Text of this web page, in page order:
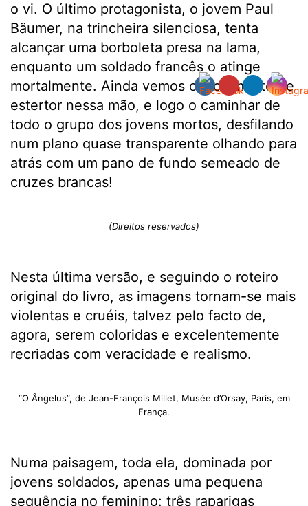
o vi. O último protagonista, o jovem Paul
Bäumer, na trincheira silenciosa, tenta
alcançar uma borboleta presa na lama,
enquanto um soldado francês o atinge
mortalmente. Ainda vemos o movimento de
estertor nessa mão, e logo o caminhar de
todo o grupo dos jovens mortos, desfilando
num plano quase transparente olhando para
atrás com um pano de fundo semeado de
cruzes brancas!
(Direitos reservados)
Nesta última versão, e seguindo o roteiro
original do livro, as imagens tornam-se mais
violentas e cruéis, talvez pelo facto de,
agora, serem coloridas e excelentemente
recriadas com veracidade e realismo.
“O Ângelus”, de Jean-François Millet, Musée d’Orsay, Paris, em
França.
Numa paisagem, toda ela, dominada por
jovens soldados, apenas uma pequena
sequência no feminino: três raparigas